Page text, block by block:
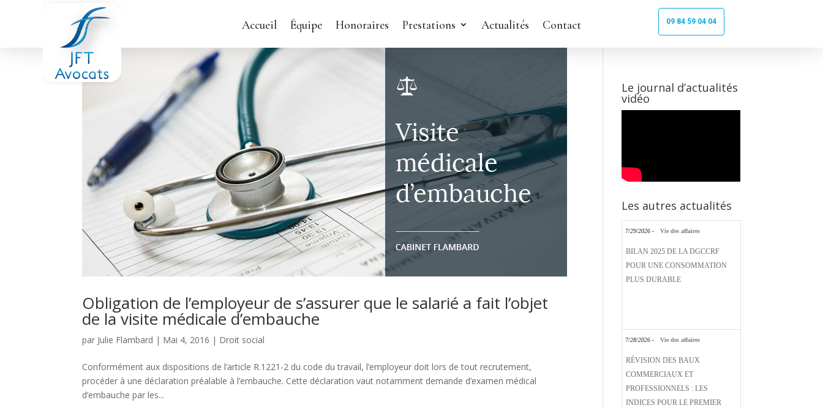
Accueil Équipe Honoraires Prestations Actualités Contact 09 84 59 04 04
Obligation de l’employeur de s’assurer que le salarié a fait l’objet
de la visite médicale d’embauche
par Julie Flambard | Mai 4, 2016 | Droit social
Conformément aux dispositions de l’article R.1221-2 du code du travail, l’employeur doit lors de tout recrutement,
procéder à une déclaration préalable à l’embauche. Cette déclaration vaut notamment demande d’examen médical
d’embauche par les...
Le journal d’actualités
vidéo
Les autres actualités
7/29/2026 - Vie des affaires
BILAN 2025 DE LA DGCCRF
POUR UNE CONSOMMATION
PLUS DURABLE
7/28/2026 - Vie des affaires
RÉVISION DES BAUX
COMMERCIAUX ET
PROFESSIONNELS : LES
INDICES POUR LE PREMIER